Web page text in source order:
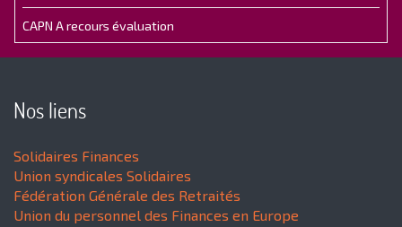
CAPN A recours évaluation
Nos liens
Solidaires Finances
Union syndicales Solidaires
Fédération Générale des Retraités
Union du personnel des Finances en Europe